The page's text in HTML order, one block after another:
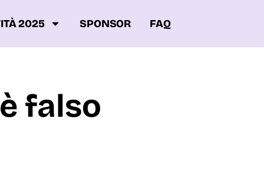
2025 SPONSOR FAQ
falso